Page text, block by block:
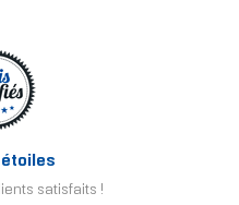
satisfaits !